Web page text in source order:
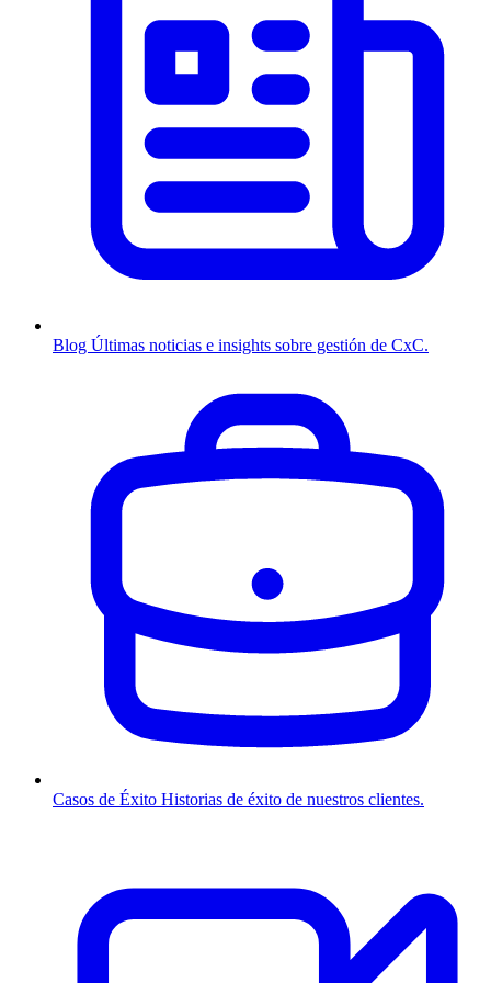
Blog Últimas noticias e insights sobre gestión de CxC.
Casos de Éxito Historias de éxito de nuestros clientes.